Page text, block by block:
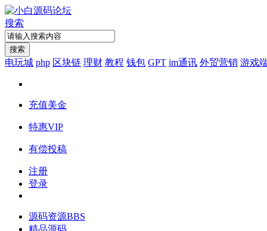
搜索
搜索
电玩城 php 区块链 理财 教程 钱包 GPT im通讯 外贸营销 游戏
充值美金
特惠VIP
有偿投稿
注册
登录
源码资源BBS
精品源码